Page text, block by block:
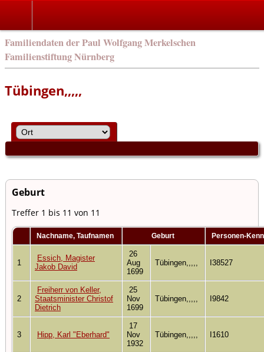
Familiendaten der Paul Wolfgang Merkelschen
Familienstiftung Nürnberg
Tübingen,,,,,
Geburt
Treffer 1 bis 11 von 11
Nachname, Taufnamen Geburt Personen-
1
Essich, Magister
Jakob David
26
Aug
1699
Tübingen,,,,, I38527
2
Freiherr von Keller,
Staatsminister Christof
Dietrich
25
Nov
1699
Tübingen,,,,, I9842
3 Hipp, Karl "Eberhard"
17
Nov
1932
Tübingen,,,,, I1610